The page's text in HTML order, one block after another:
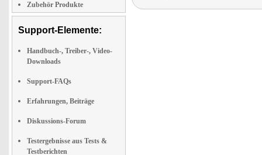
Zubehör Produkte
Support-Elemente:
Handbuch-, Treiber-, Video-
Downloads
Support-FAQs
Erfahrungen, Beiträge
Diskussions-Forum
Testergebnisse aus Tests &
Testberichten